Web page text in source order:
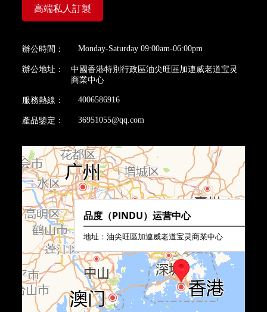
高端私人訂製
辦公時間： Monday-Saturday 09:00am-06:00pm
辦公地址：
中國香港特別行政區油尖旺區加連威老道宝灵
商業中心
服務熱線： 4006586916
產品鑒定： 36951055@qq.com